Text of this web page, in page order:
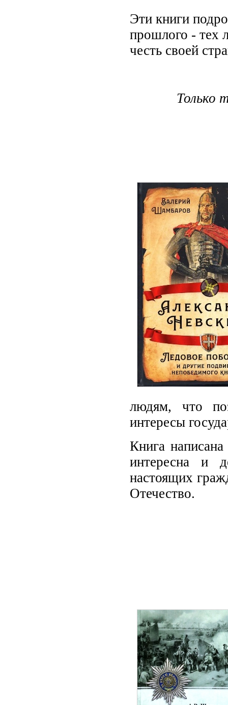
Эти книги
прошлого - тех
честь своей
Только
людям, что
интересы
Книга
интересна и
настоящих
Отечество.